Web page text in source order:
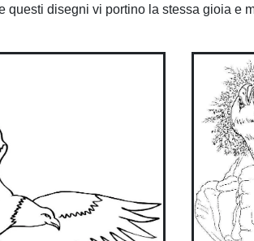
disegni vi portino la stessa gioia e